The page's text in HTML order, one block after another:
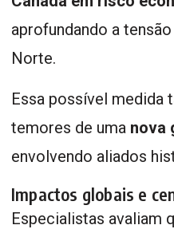
aprofundando a
Norte.
Essa possível medida
temores de uma nova
envolvendo aliados
Impactos globais e
Especialistas avaliam